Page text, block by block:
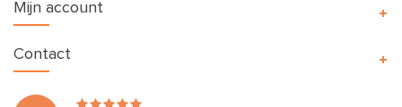
Mijn account
Contact